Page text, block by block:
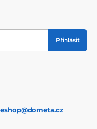
Přihlásit
eshop@dometa.cz